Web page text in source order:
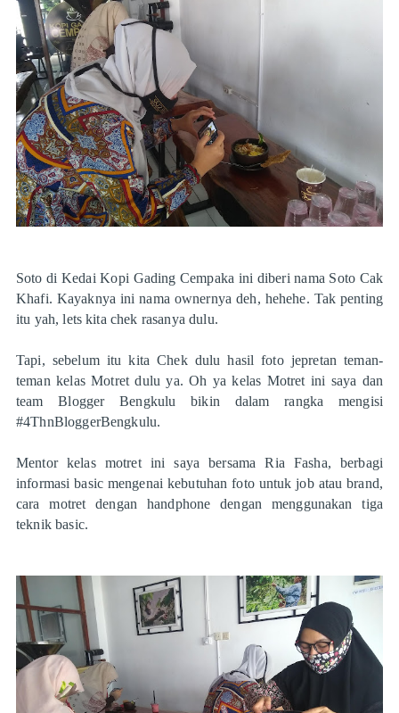
Soto di Kedai Kopi Gading Cempaka ini diberi nama Soto Cak
Khafi. Kayaknya ini nama ownernya deh, hehehe. Tak penting
itu yah, lets kita chek rasanya dulu.
Tapi, sebelum itu kita Chek dulu hasil foto jepretan teman-
teman kelas Motret dulu ya. Oh ya kelas Motret ini saya dan
team Blogger Bengkulu bikin dalam rangka mengisi
#4ThnBloggerBengkulu.
Mentor kelas motret ini saya bersama Ria Fasha, berbagi
informasi basic mengenai kebutuhan foto untuk job atau brand,
cara motret dengan handphone dengan menggunakan tiga
teknik basic.